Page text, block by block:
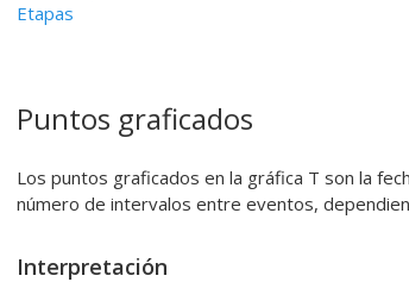
Etapas
Puntos graficados
Los puntos graficados en la gráfica T son la
número de intervalos entre eventos,
Interpretación